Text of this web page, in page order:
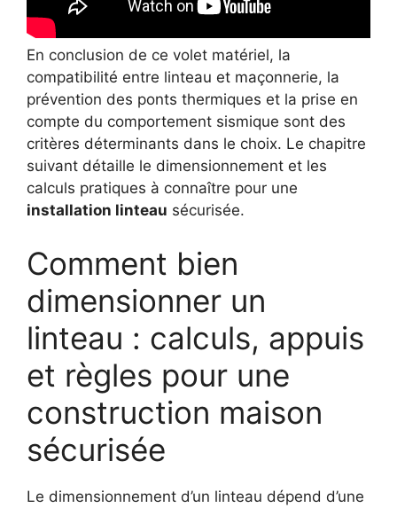
En conclusion de ce volet matériel, la
compatibilité entre linteau et maçonnerie, la
prévention des ponts thermiques et la prise en
compte du comportement sismique sont des
critères déterminants dans le choix. Le chapitre
suivant détaille le dimensionnement et les
calculs pratiques à connaître pour une
installation linteau sécurisée.
Comment bien
dimensionner un
linteau : calculs, appuis
et règles pour une
construction maison
sécurisée
Le dimensionnement d’un linteau dépend d’une